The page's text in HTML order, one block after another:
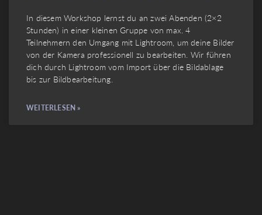
In diesem Workshop lernst du an zwei Abenden (2×2
Stunden) in einer kleinen Gruppe von max. 4
Teilnehmern den Umgang mit Lightroom, um deine Bilder
von der Kamera professionell zu bearbeiten. Wir führen
dich durch Lightroom vom Import über die Bildablage
bis zur Bildbearbeitung.
WEITERLESEN »